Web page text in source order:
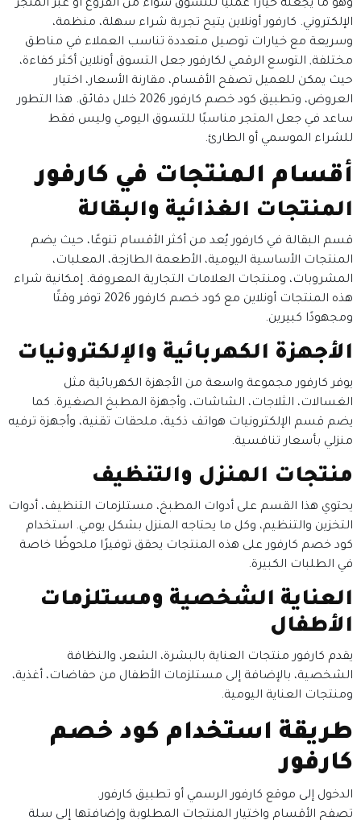
وهو ما يجعله خيارًا عمليًا للتسوق سواء من الفروع أو عبر المتجر
الإلكتروني. كارفور أونلاين يتيح تجربة شراء سهلة، منظمة،
وسريعة مع خيارات توصيل متعددة تناسب العملاء في مناطق
مختلفة, التوسع الرقمي لكارفور جعل التسوق أونلاين أكثر كفاءة،
حيث يمكن للعميل تصفح الأقسام، مقارنة الأسعار، اختيار
العروض، وتطبيق كود خصم كارفور 2026 خلال دقائق. هذا التطور
ساعد في جعل المتجر مناسبًا للتسوق اليومي وليس فقط
للشراء الموسمي أو الطارئ.
أقسام المنتجات في كارفور
المنتجات الغذائية والبقالة
قسم البقالة في كارفور يُعد من أكثر الأقسام تنوعًا، حيث يضم
المنتجات الأساسية اليومية، الأطعمة الطازجة، المعلبات،
المشروبات، ومنتجات العلامات التجارية المعروفة. إمكانية شراء
هذه المنتجات أونلاين مع كود خصم كارفور 2026 توفر وقتًا
ومجهودًا كبيرين.
الأجهزة الكهربائية والإلكترونيات
يوفر كارفور مجموعة واسعة من الأجهزة الكهربائية مثل
الغسالات، الثلاجات، الشاشات، وأجهزة المطبخ الصغيرة. كما
يضم قسم الإلكترونيات هواتف ذكية، ملحقات تقنية، وأجهزة ترفيه
منزلي بأسعار تنافسية.
منتجات المنزل والتنظيف
يحتوي هذا القسم على أدوات المطبخ، مستلزمات التنظيف، أدوات
التخزين والتنظيم، وكل ما يحتاجه المنزل بشكل يومي. استخدام
كود خصم كارفور على هذه المنتجات يحقق توفيرًا ملحوظًا خاصة
في الطلبات الكبيرة.
العناية الشخصية ومستلزمات
الأطفال
يقدم كارفور منتجات العناية بالبشرة، الشعر، والنظافة
الشخصية، بالإضافة إلى مستلزمات الأطفال من حفاضات، أغذية،
ومنتجات العناية اليومية.
طريقة استخدام كود خصم
كارفور
الدخول إلى موقع كارفور الرسمي أو تطبيق كارفور.
تصفح الأقسام واختيار المنتجات المطلوبة وإضافتها إلى سلة